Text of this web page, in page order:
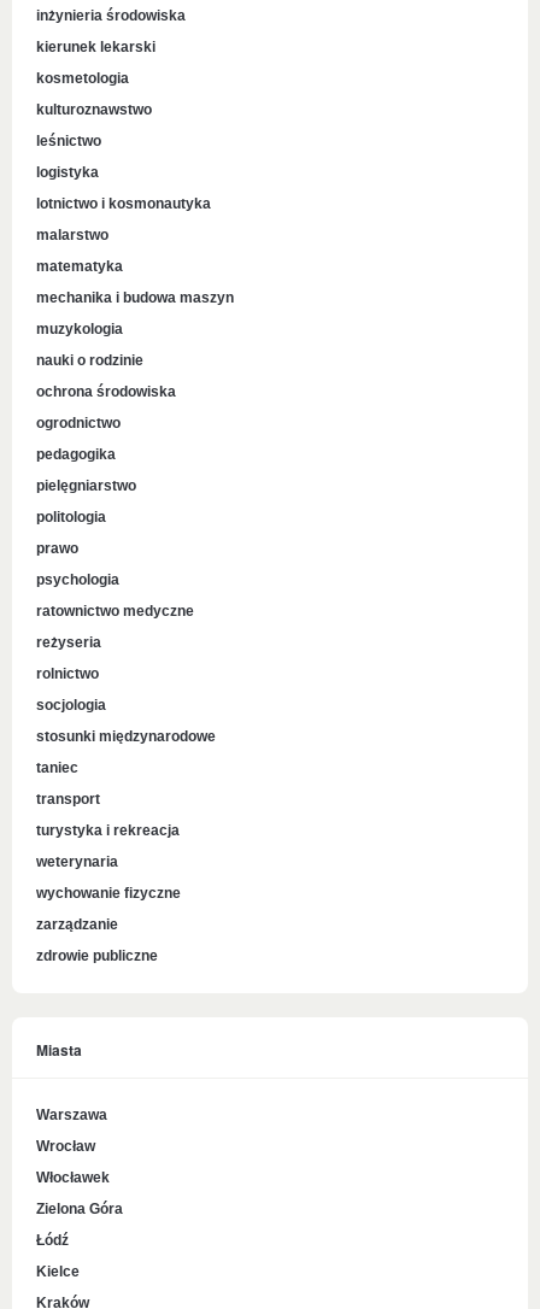
inżynieria środowiska
kierunek lekarski
kosmetologia
kulturoznawstwo
leśnictwo
logistyka
lotnictwo i kosmonautyka
malarstwo
matematyka
mechanika i budowa maszyn
muzykologia
nauki o rodzinie
ochrona środowiska
ogrodnictwo
pedagogika
pielęgniarstwo
politologia
prawo
psychologia
ratownictwo medyczne
reżyseria
rolnictwo
socjologia
stosunki międzynarodowe
taniec
transport
turystyka i rekreacja
weterynaria
wychowanie fizyczne
zarządzanie
zdrowie publiczne
Miasta
Warszawa
Wrocław
Włocławek
Zielona Góra
Łódź
Kielce
Kraków